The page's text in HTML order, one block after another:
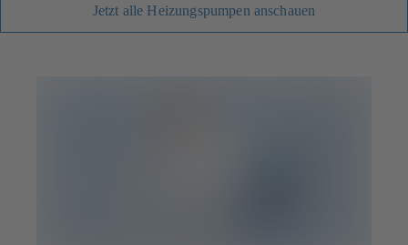
Jetzt alle Heizungspumpen anschauen